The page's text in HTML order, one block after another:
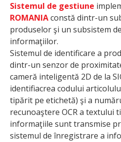
Sistemul de gestiune
ROMANIAconstă dintr-un
produselor şi un subsistem
informaţiilor.
Sistemul de identificare a
dintr-un senzor de
cameră inteligentă 2D de la
identifiacrea codului
tipărit pe etichetă) şi a
recunoaştere OCR a textului
informaţiile sunt transmise
sistemul de înregistrare a